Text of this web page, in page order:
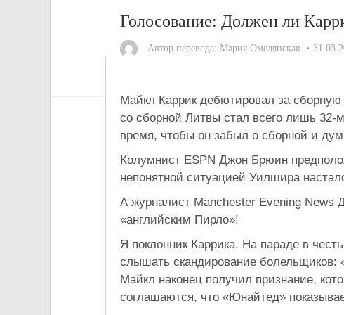
Голосование: Должен ли
Автор перевода: Мария Омелянская
Майкл Каррик дебютировал за
со сборной Литвы стал всего лишь
время, чтобы он забыл о сборной и
Колумнист ESPN Джон Брюин
непонятной ситуацией Уилшира
А журналист Manchester Evening News
«английским Пирло»!
Я поклонник Каррика. На параде в
слышать скандирование болельщиков:
Майкл наконец получил признание,
соглашаются, что «Юнайтед»